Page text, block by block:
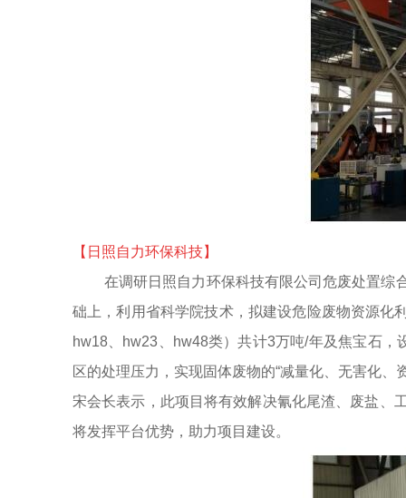
【 日照自力环保科技】
在调研日照自力环保科技有限公司危废处置综
础上，利用省科学院技术，拟建设危险废物资源化
hw18、hw23、hw48类）共计3万吨/年及焦宝石
区的处理压力，实现固体废物的“减量化、无害化
宋会长表示，此项目将有效解决氰化尾渣、废盐、
将发挥平台优势，助力项目建设。